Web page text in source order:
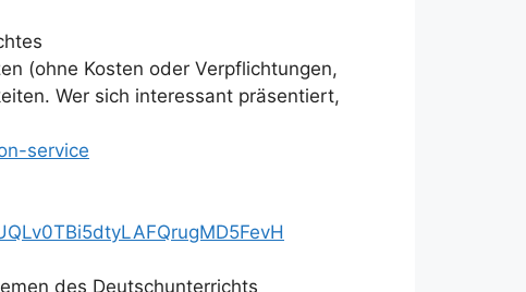
(ohne Kosten oder Verpflichtungen,
Wer sich interessant präsentiert,
service
des Deutschunterrichts